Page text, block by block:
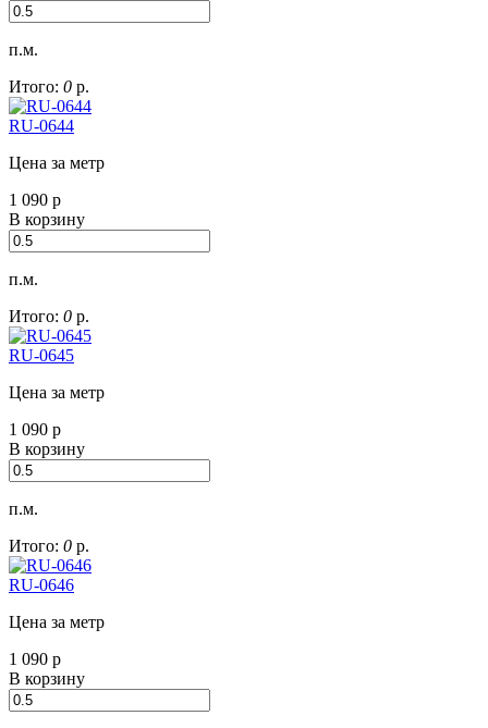
п.м.
Итого: 0 р.
RU-0644
Цена за метр
1 090 р
В корзину
п.м.
Итого: 0 р.
RU-0645
Цена за метр
1 090 р
В корзину
п.м.
Итого: 0 р.
RU-0646
Цена за метр
1 090 р
В корзину